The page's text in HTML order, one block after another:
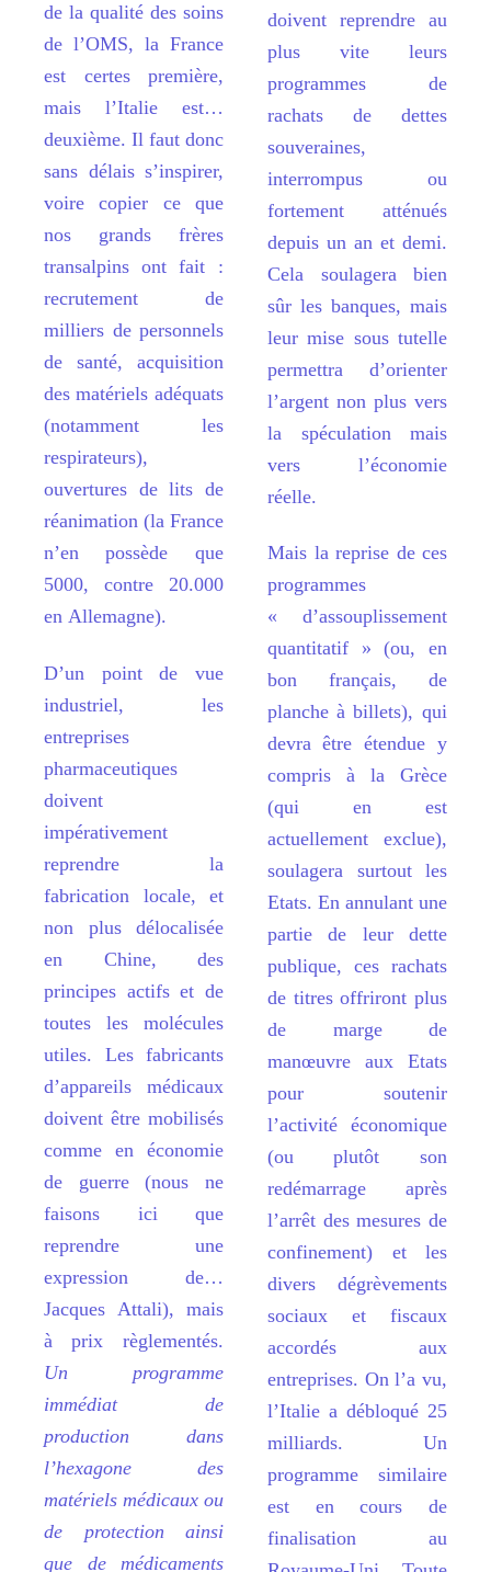
de la qualité des soins
de l’OMS, la France
est certes première,
mais l’Italie est…
deuxième. Il faut donc
sans délais s’inspirer,
voire copier ce que
nos grands frères
transalpins ont fait
:
recrutement de
milliers de personnels
de santé, acquisition
des matériels adéquats
(notamment les
respirateurs),
ouvertures de lits de
réanimation (la France
n’en possède que
5000, contre 20.000
en Allemagne).
D’un point de vue
industriel, les
entreprises
pharmaceutiques
doivent
impérativement
reprendre la
fabrication locale, et
non plus délocalisée
en Chine, des
principes actifs et de
toutes les molécules
utiles. Les fabricants
d’appareils médicaux
doivent être mobilisés
comme en économie
de guerre (nous ne
faisons ici que
reprendre une
expression de…
Jacques Attali), mais
à prix règlementés.
Un programme
immédiat de
production dans
l’hexagone des
matériels médicaux ou
de protection ainsi
que de médicaments
doivent reprendre au
plus vite leurs
programmes de
rachats de dettes
souveraines,
interrompus ou
fortement atténués
depuis un an et demi.
Cela soulagera bien
sûr les banques, mais
leur mise sous tutelle
permettra d’orienter
l’argent non plus vers
la spéculation mais
vers l’économie
réelle.
Mais la reprise de ces
programmes
« d’assouplissement
quantitatif » (ou, en
bon français, de
planche à billets), qui
devra être étendue y
compris à la Grèce
(qui en est
actuellement exclue),
soulagera surtout les
Etats. En annulant une
partie de leur dette
publique, ces rachats
de titres offriront plus
de marge de
manœuvre aux Etats
pour soutenir
l’activité économique
(ou plutôt son
redémarrage après
l’arrêt des mesures de
confinement) et les
divers dégrèvements
sociaux et fiscaux
accordés aux
entreprises. On l’a vu,
l’Italie a débloqué 25
milliards. Un
programme similaire
est en cours de
finalisation au